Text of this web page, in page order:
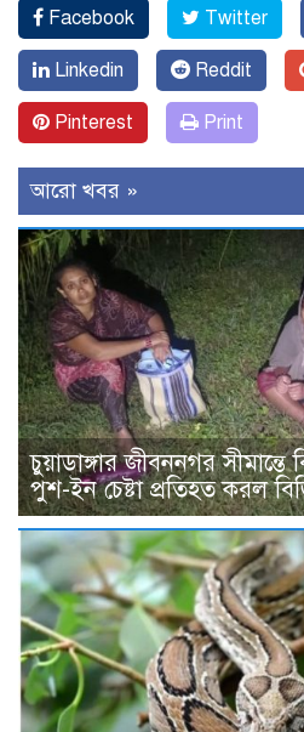
Facebook Twitter
Linkedin Reddit
Pinterest Print
আরো খবর »
চুয়াডাঙ্গার জীবননগর
পুশ-ইন চেষ্টা প্রতিহত করল